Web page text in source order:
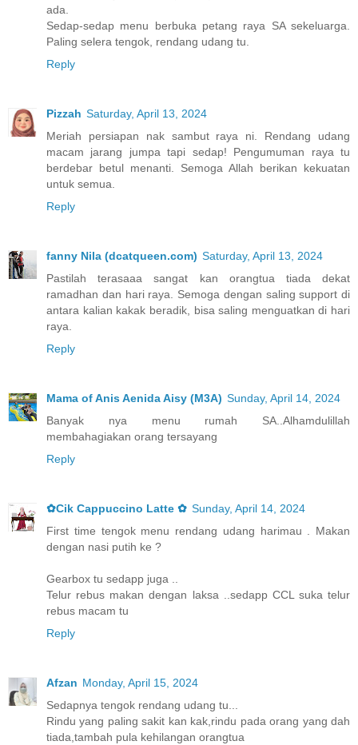
ada.
Sedap-sedap menu berbuka petang raya SA sekeluarga.
Paling selera tengok, rendang udang tu.
Reply
Pizzah Saturday, April 13, 2024
Meriah persiapan nak sambut raya ni. Rendang udang
macam jarang jumpa tapi sedap! Pengumuman raya tu
berdebar betul menanti. Semoga Allah berikan kekuatan
untuk semua.
Reply
fanny Nila (dcatqueen.com) Saturday, April 13, 2024
Pastilah terasaaa sangat kan orangtua tiada dekat
ramadhan dan hari raya. Semoga dengan saling support di
antara kalian kakak beradik, bisa saling menguatkan di hari
raya.
Reply
Mama of Anis Aenida Aisy (M3A) Sunday, April 14, 2024
Banyak nya menu rumah SA..Alhamdulillah
membahagiakan orang tersayang
Reply
✿Cik Cappuccino Latte ✿ Sunday, April 14, 2024
First time tengok menu rendang udang harimau . Makan
dengan nasi putih ke ?
Gearbox tu sedapp juga ..
Telur rebus makan dengan laksa ..sedapp CCL suka telur
rebus macam tu
Reply
Afzan Monday, April 15, 2024
Sedapnya tengok rendang udang tu...
Rindu yang paling sakit kan kak,rindu pada orang yang dah
tiada,tambah pula kehilangan orangtua